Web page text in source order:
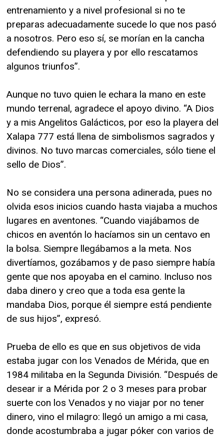
entrenamiento y a nivel profesional si no te
preparas adecuadamente sucede lo que nos pasó
a nosotros. Pero eso sí, se morían en la cancha
defendiendo su playera y por ello rescatamos
algunos triunfos”.
Aunque no tuvo quien le echara la mano en este
mundo terrenal, agradece el apoyo divino. “A Dios
y a mis Angelitos Galácticos, por eso la playera del
Xalapa 777 está llena de simbolismos sagrados y
divinos. No tuvo marcas comerciales, sólo tiene el
sello de Dios”.
No se considera una persona adinerada, pues no
olvida esos inicios cuando hasta viajaba a muchos
lugares en aventones. “Cuando viajábamos de
chicos en aventón lo hacíamos sin un centavo en
la bolsa. Siempre llegábamos a la meta. Nos
divertíamos, gozábamos y de paso siempre había
gente que nos apoyaba en el camino. Incluso nos
daba dinero y creo que a toda esa gente la
mandaba Dios, porque él siempre está pendiente
de sus hijos”, expresó.
Prueba de ello es que en sus objetivos de vida
estaba jugar con los Venados de Mérida, que en
1984 militaba en la Segunda División. “Después de
desear ir a Mérida por 2 o 3 meses para probar
suerte con los Venados y no viajar por no tener
dinero, vino el milagro: llegó un amigo a mi casa,
donde acostumbraba a jugar póker con varios de